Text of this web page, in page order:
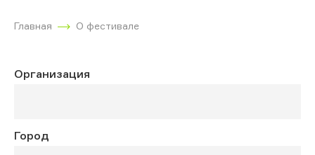
Главная О фестивале
Организация
Город